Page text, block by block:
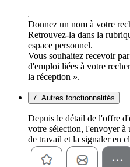
Donnez un nom à votre
Retrouvez-la dans la
espace personnel.
Vous souhaitez recevoir
d'emploi liées à votre
la réception ».
7. Autres fonctionnalités
Depuis le détail de l'offre
votre sélection, l'envoyer
de travail et la signaler en